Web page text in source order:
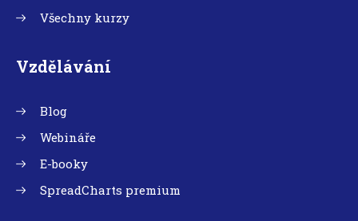
Všechny kurzy
Vzdělávání
Blog
Webináře
E-booky
SpreadCharts premium